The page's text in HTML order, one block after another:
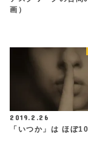
画）
2019.2.26
「いつか」は ほぼ